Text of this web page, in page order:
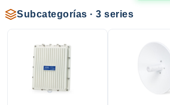
Subcategorías · 3 series